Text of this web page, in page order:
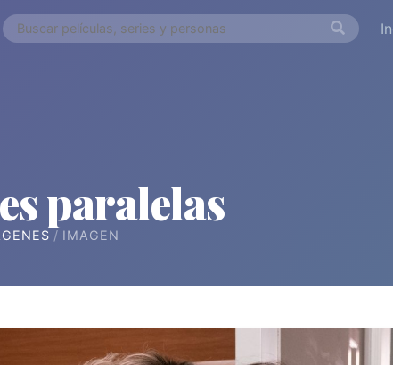
paralelas
IMAGEN